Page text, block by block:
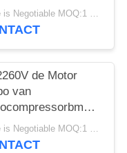
OE 791044E
Price is Negotiable MOQ:1 stk
de Motor
van
0001
5015S M57TU
Price is Negotiable MOQ:1 stk